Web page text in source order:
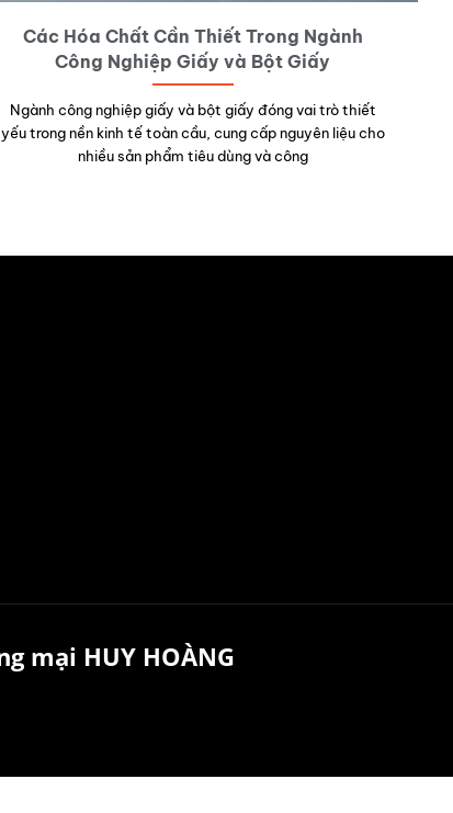
Các Hóa Chất Cần Thiết Trong Ngành
Công Nghiệp Giấy và Bột Giấy
Ngành công nghiệp giấy và bột giấy đóng vai trò thiết
yếu trong nền kinh tế toàn cầu, cung cấp nguyên liệu cho
nhiều sản phẩm tiêu dùng và công
mại HUY HOÀNG